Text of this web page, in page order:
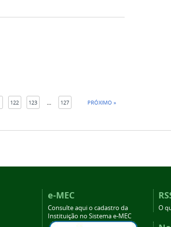
122 123 127 PRÓXIMO »
e-MEC
Consulte aqui o cadastro da
Instituição no Sistema e-MEC
O